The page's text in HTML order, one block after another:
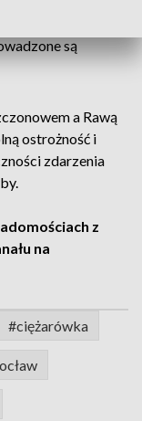
są
a Rawą
ostrożność i
zdarzenia
z
na
#ciężarówka